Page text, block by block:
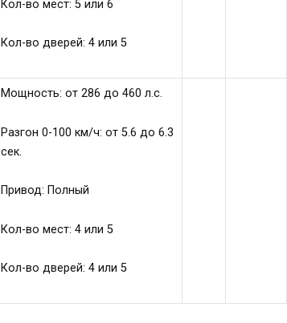
Кол-во мест: 5 или 6
Кол-во дверей: 4 или 5
Мощность: от 286 до 460 л.с.
Разгон 0-100 км/ч: от 5.6 до 6.3
сек.
Привод: Полный
Кол-во мест: 4 или 5
Кол-во дверей: 4 или 5